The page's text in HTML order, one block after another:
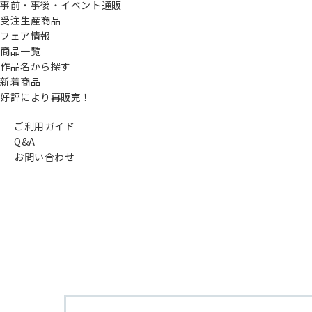
事前・事後・イベント通販
受注生産商品
フェア情報
商品一覧
作品名から探す
新着商品
好評により再販売！
ご利用ガイド
Q&A
お問い合わせ